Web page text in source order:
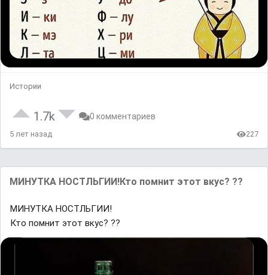
Истории
1.7k 0 комментариев
5 лет назад 227
МИНУТКА НОСТЛЬГИИ!Кто помнит этот вкус? ??
МИНУТКА НОСТЛЬГИИ!
Кто помнит этот вкус? ??